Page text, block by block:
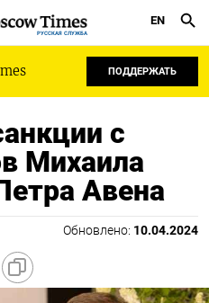
РУССКАЯ СЛУЖБА
EN
ПОДДЕРЖАТЬ
с
Михаила
Авена
Обновлено: 10.04.2024